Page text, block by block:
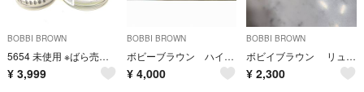
BOBBI BROWN
5654 未使用 ※ばら売り不可 BOBBI BROWN アイバーム&クリーム
¥ 3,999
BOBBI BROWN
ボビーブラウン ハイライティングパウダー完売品
¥ 4,000
BOBBI BROWN
ボビイブラウン リュクスアイシャドウデュオ ミッドナイトトースト
¥ 2,300